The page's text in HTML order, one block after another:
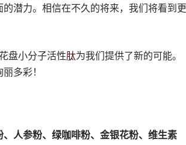
的潜力。相信在不久的将来，我们将看到更
盘小分子活性肽为我们提供了新的可能。
多彩！
人参粉、绿咖啡粉、金银花粉、维生素